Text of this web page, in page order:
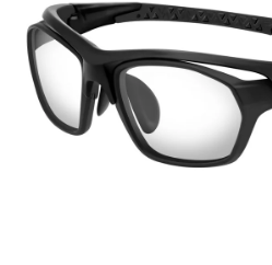
hvězdiček.